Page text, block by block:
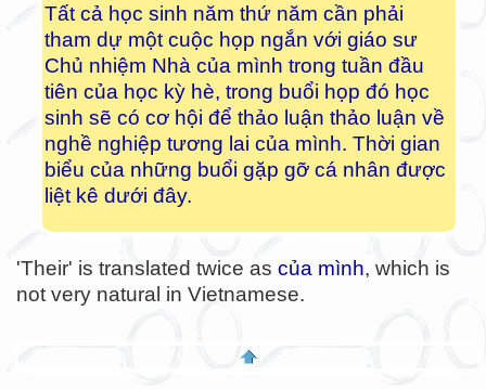
Tất cả học sinh năm thứ năm cần phải
tham dự một cuộc họp ngắn với giáo sư
Chủ nhiệm Nhà của mình trong tuần đầu
tiên của học kỳ hè, trong buổi họp đó học
sinh sẽ có cơ hội để thảo luận thảo luận về
nghề nghiệp tương lai của mình. Thời gian
biểu của những buổi gặp gỡ cá nhân được
liệt kê dưới đây.
'Their' is translated twice as của mình, which is
not very natural in Vietnamese.